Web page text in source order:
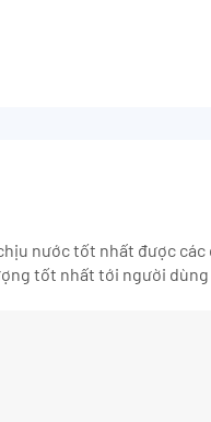
nước tốt nhất được
tốt nhất tới người